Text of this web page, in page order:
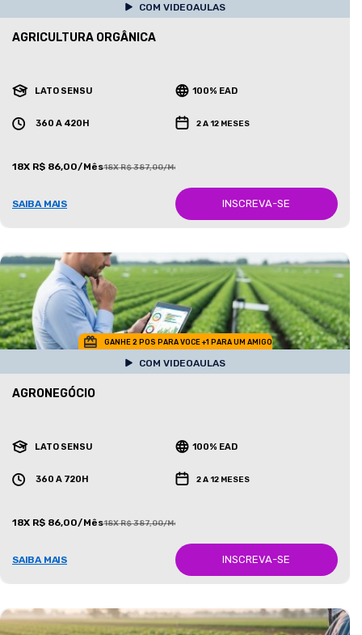
COM VIDEOAULAS
AGRICULTURA ORGÂNICA
LATO SENSU 100% EAD
360 A 420H 2 A 12 MESES
18X R$ 86,00/Mês18X R$ 387,00/Mês
SAIBA MAIS INSCREVA-SE
GANHE 2 POS PARA VOCE +1 PARA UM AMIGO
COM VIDEOAULAS
AGRONEGÓCIO
LATO SENSU 100% EAD
360 A 720H 2 A 12 MESES
18X R$ 86,00/Mês18X R$ 387,00/Mês
SAIBA MAIS INSCREVA-SE